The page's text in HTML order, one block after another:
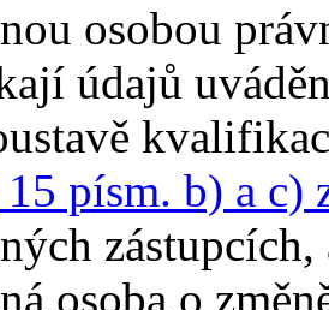
osobou
údajů
15 písm. b) a c)
osoba o